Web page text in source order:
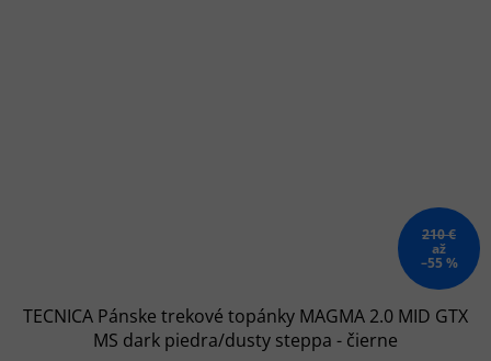
210 €
až
–55 %
TECNICA Pánske trekové topánky MAGMA 2.0 MID GTX
MS dark piedra/dusty steppa - čierne